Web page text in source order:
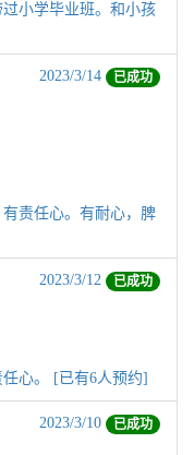
小学毕业班。和小孩
2023/3/14 已成功
责任心。有耐心，脾
2023/3/12 已成功
心。 [已有6人预约]
2023/3/10 已成功